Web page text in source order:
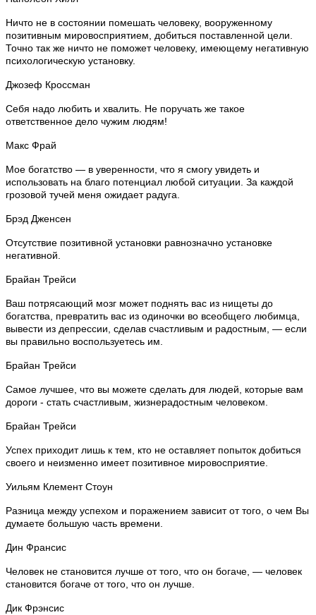
Ничто не в состоянии помешать человеку, вооруженному
позитивным мировосприятием, добиться поставленной цели.
Точно так же ничто не поможет человеку, имеющему негативную
психологическую установку.
Джозеф Кроссман
Себя надо любить и хвалить. Не поручать же такое
ответственное дело чужим людям!
Макс Фрай
Мое богатство — в уверенности, что я смогу увидеть и
использовать на благо потенциал любой ситуации. За каждой
грозовой тучей меня ожидает радуга.
Брэд Дженсен
Отсутствие позитивной установки равнозначно установке
негативной.
Брайан Трейси
Ваш потрясающий мозг может поднять вас из нищеты до
богатства, превратить вас из одиночки во всеобщего любимца,
вывести из депрессии, сделав счастливым и радостным, — если
вы правильно воспользуетесь им.
Брайан Трейси
Самое лучшее, что вы можете сделать для людей, которые вам
дороги - стать счастливым, жизнерадостным человеком.
Брайан Трейси
Успех приходит лишь к тем, кто не оставляет попыток добиться
своего и неизменно имеет позитивное мировосприятие.
Уильям Клемент Стоун
Разница между успехом и поражением зависит от того, о чем Вы
думаете большую часть времени.
Дин Франсис
Человек не становится лучше от того, что он богаче, — человек
становится богаче от того, что он лучше.
Дик Фрэнсис